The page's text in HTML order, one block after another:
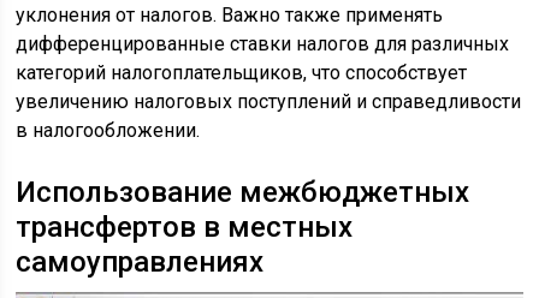
уклонения от налогов. Важно также применять
дифференцированные ставки налогов для различных
категорий налогоплательщиков, что способствует
увеличению налоговых поступлений и справедливости
в налогообложении.
Использование межбюджетных
трансфертов в местных
самоуправлениях